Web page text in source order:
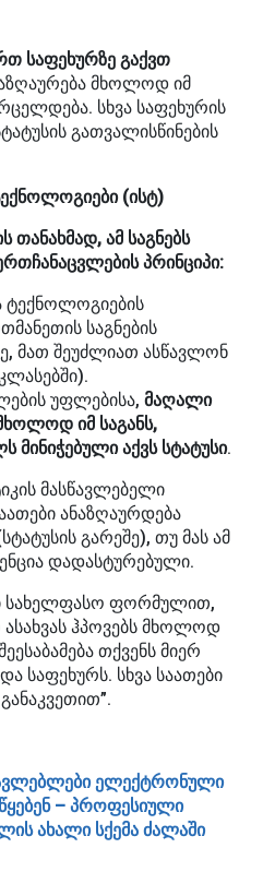
საფეხურზე გაქვთ
მხოლოდ იმ
სხვა საფეხურის
გათვალისწინების
(ისტ)
თანახმად, ამ საგნებს
პრინციპი:
ტექნოლოგიების
საგნების
მათ შეუძლიათ ასწავლონ
უფლებისა, მაღალი
მხოლოდ იმ საგანს,
აქვს სტატუსი.
მასწავლებელი
ანაზღაურდება
გარეშე), თუ მას ამ
დადასტურებული.
სახელფასო ფორმულით,
ჰპოვებს მხოლოდ
თქვენს მიერ
საფეხურს. სხვა საათები
ელექტრონული
– პროფესიული
ახალი სქემა ძალაში